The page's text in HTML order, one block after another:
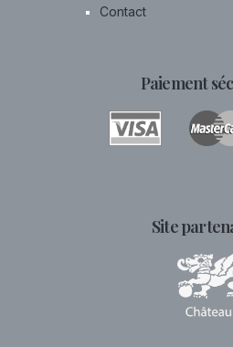
Contact
Paiement
Site